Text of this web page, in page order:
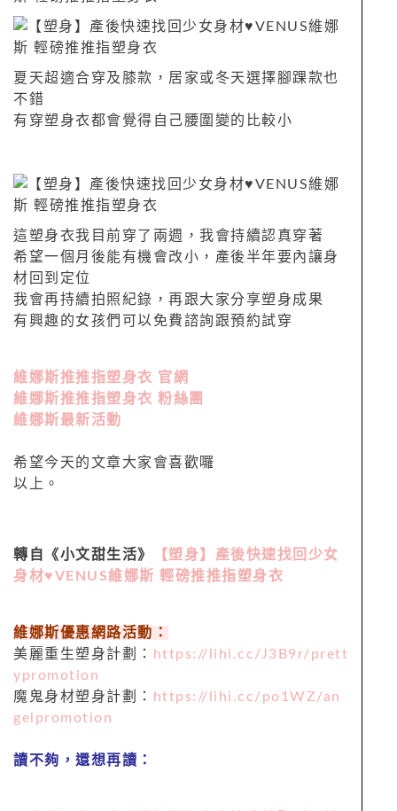
夏天超適合穿及膝款，居家或冬天選擇腳踝款也
不錯
有穿塑身衣都會覺得自己腰圍變的比較小
這塑身衣我目前穿了兩週，我會持續認真穿著
希望一個月後能有機會改小，產後半年要內讓身
材回到定位
我會再持續拍照紀錄，再跟大家分享塑身成果
有興趣的女孩們可以免費諮詢跟預約試穿
維娜斯推推指塑身衣 官網
維娜斯推推指塑身衣 粉絲團
維娜斯最新活動
希望今天的文章大家會喜歡囉
以上。
轉自《小文甜生活》
【塑身】產後快速找回少女
身材♥VENUS維娜斯 輕磅推推指塑身衣
維娜斯優惠網路活動：
美麗重生塑身計劃：
https://lihi.cc/J3B9r/prett
ypromotion
魔鬼身材塑身計劃：
https://lihi.cc/po1WZ/an
gelpromotion
讀不夠，還想再讀：